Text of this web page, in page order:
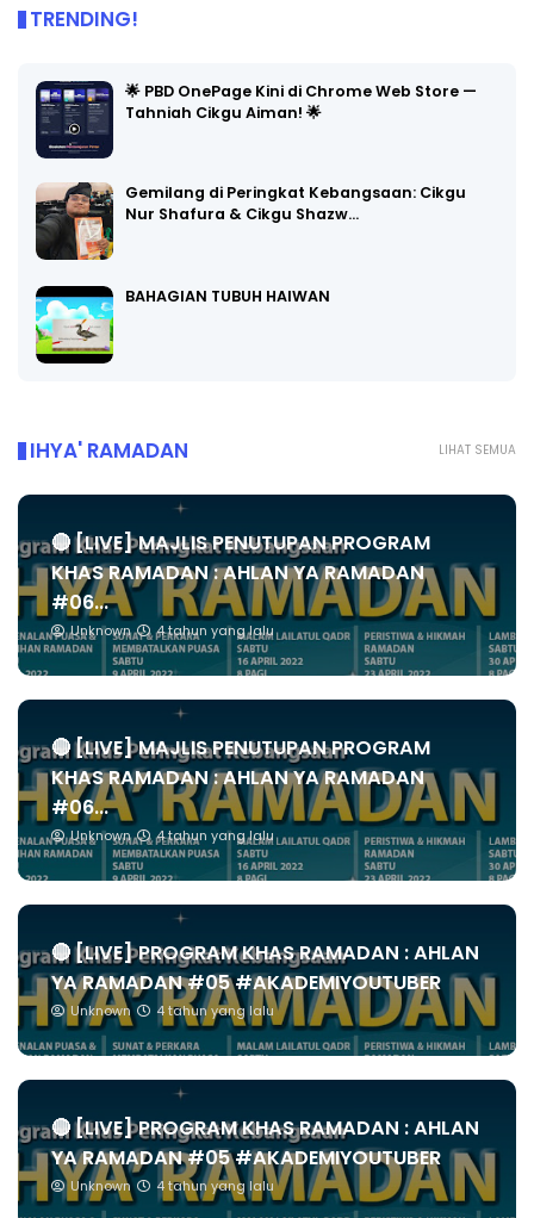
TRENDING!
🌟 PBD OnePage Kini di Chrome Web Store —
Tahniah Cikgu Aiman! 🌟
Gemilang di Peringkat Kebangsaan: Cikgu
Nur Shafura & Cikgu Shazw…
BAHAGIAN TUBUH HAIWAN
LIHAT SEMUA
IHYA' RAMADAN
🔴 [LIVE] MAJLIS PENUTUPAN PROGRAM
KHAS RAMADAN : AHLAN YA RAMADAN
#06...
Unknown 4 tahun yang lalu
🔴 [LIVE] MAJLIS PENUTUPAN PROGRAM
KHAS RAMADAN : AHLAN YA RAMADAN
#06...
Unknown 4 tahun yang lalu
🔴 [LIVE] PROGRAM KHAS RAMADAN : AHLAN
YA RAMADAN #05 #AKADEMIYOUTUBER
Unknown 4 tahun yang lalu
🔴 [LIVE] PROGRAM KHAS RAMADAN : AHLAN
YA RAMADAN #05 #AKADEMIYOUTUBER
Unknown 4 tahun yang lalu